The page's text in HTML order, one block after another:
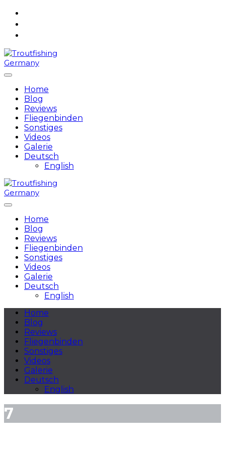
Skip
Home
Blog
Reviews
Fliegenbinden
Sonstiges
Videos
Galerie
Deutsch
English
Home
Blog
Reviews
Fliegenbinden
Sonstiges
Videos
Galerie
Deutsch
English
Home
Blog
Reviews
Fliegenbinden
Sonstiges
Videos
Galerie
Deutsch
English
7